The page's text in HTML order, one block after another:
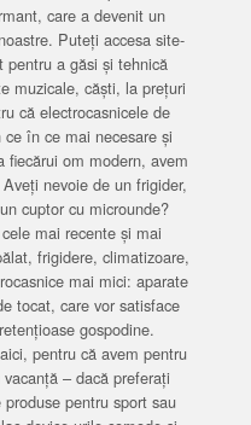
care a devenit un
Puteți accesa site-
pentru a găsi și tehnică
muzicale, căști, la prețuri
că electrocasnicele de
în ce mai necesare și
fiecărui om modern, avem
nevoie de un frigider,
cuptor cu microunde?
mai recente și mai
frigidere, climatizoare,
mai mici: aparate
tocat, care vor satisface
gospodine.
pentru că avem pentru
– dacă preferați
pentru sport sau